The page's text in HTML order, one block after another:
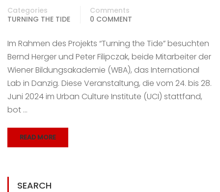
Categories
TURNING THE TIDE
Comments
0 COMMENT
Im Rahmen des Projekts “Turning the Tide” besuchten
Bernd Herger und Peter Filipczak, beide Mitarbeiter der
Wiener Bildungsakademie (WBA), das International
Lab in Danzig. Diese Veranstaltung, die vom 24. bis 28.
Juni 2024 im Urban Culture Institute (UCI) stattfand,
bot …
READ MORE
SEARCH